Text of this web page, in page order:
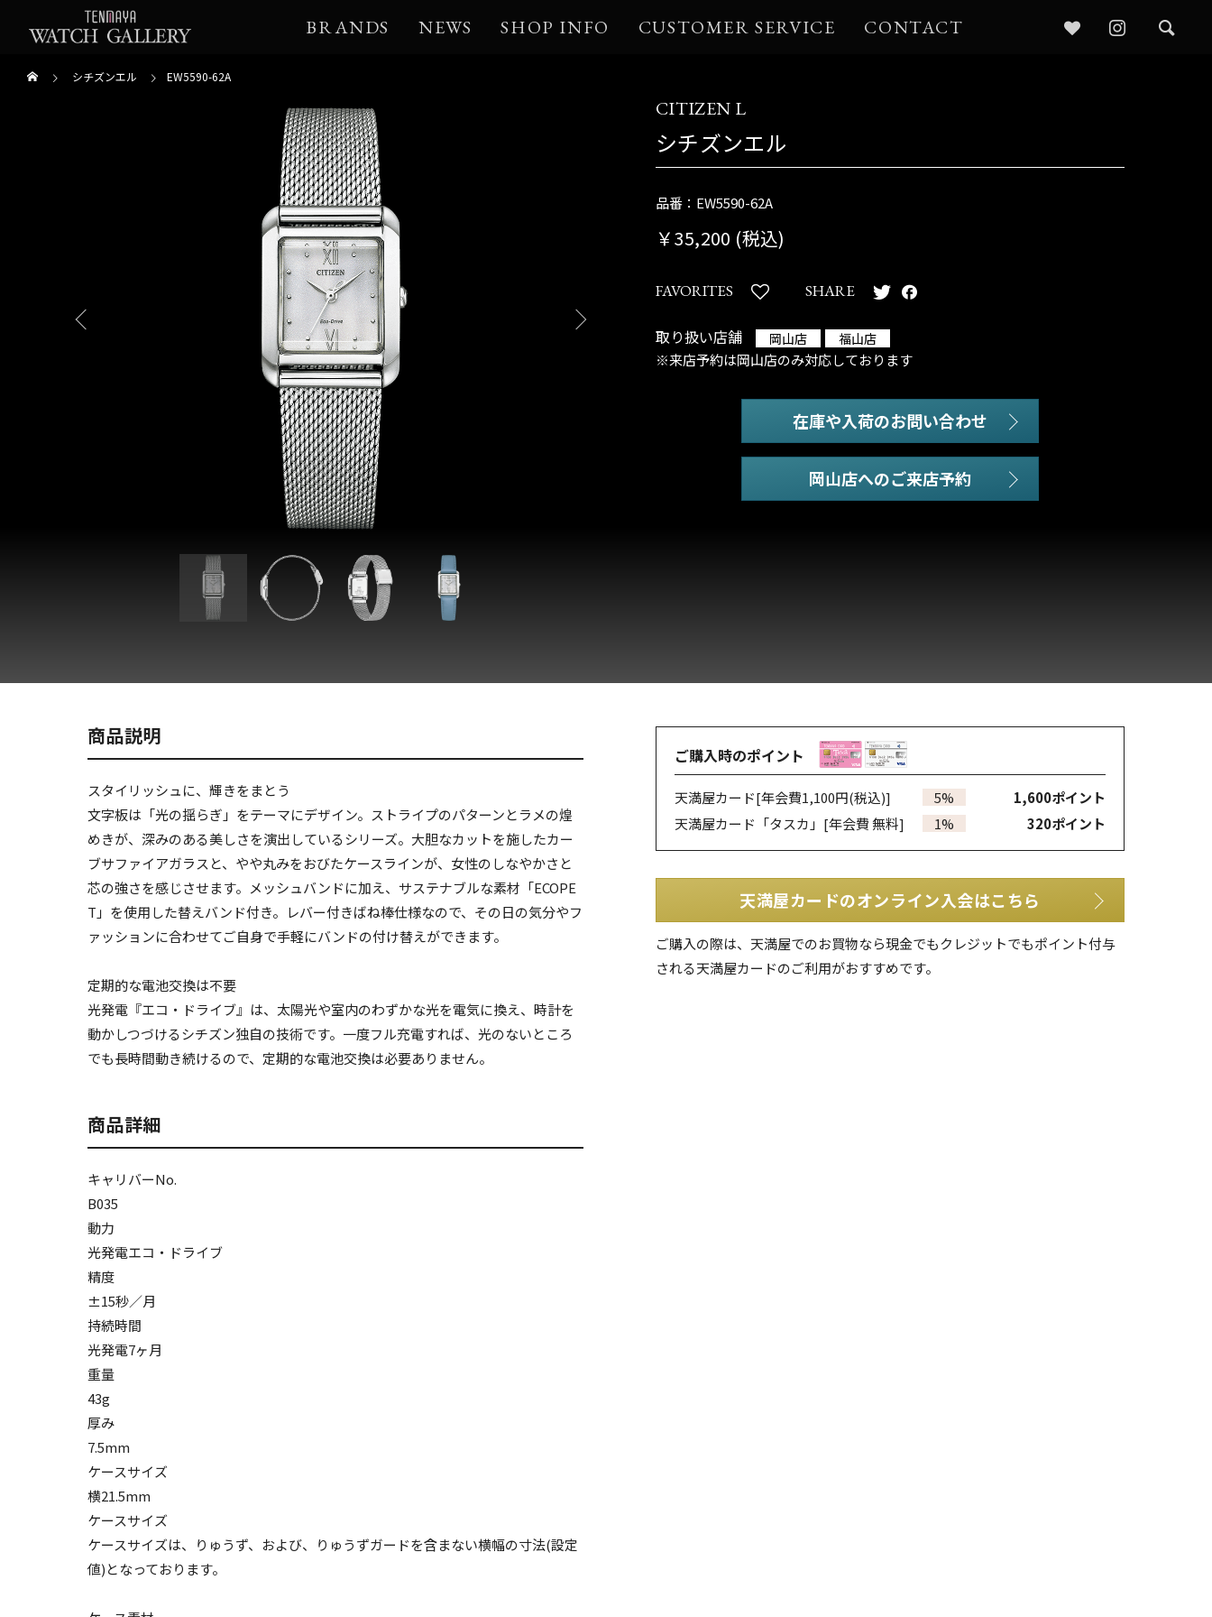
BRANDS NEWS SHOP INFO CUSTOMER SERVICE CONTACT
シチズンエル EW5590-62A
CITIZEN L
シチズンエル
品番：EW5590-62A
￥35,200 (税込)
FAVORITES SHARE
取り扱い店舗 岡山店 福山店
※来店予約は岡山店のみ対応しております
在庫や入荷のお問い合わせ
商品説明
スタイリッシュに、輝きをまとう
文字板は「光の揺らぎ」をテーマにデザイン。ストライプのパターンとラメの煌
めきが、深みのある美しさを演出しているシリーズ。大胆なカットを施したカー
ブサファイアガラスと、やや丸みをおびたケースラインが、女性のしなやかさと
芯の強さを感じさせます。メッシュバンドに加え、サステナブルな素材「ECOPE
T」を使用した替えバンド付き。レバー付きばね棒仕様なので、その日の気分やフ
ァッションに合わせてご自身で手軽にバンドの付け替えができます。
定期的な電池交換は不要
光発電『エコ・ドライブ』は、太陽光や室内のわずかな光を電気に換え、時計を
動かしつづけるシチズン独自の技術です。一度フル充電すれば、光のないところ
でも長時間動き続けるので、定期的な電池交換は必要ありません。
商品詳細
キャリバーNo.
B035
動力
光発電エコ・ドライブ
精度
±15秒／月
持続時間
光発電7ヶ月
重量
43g
厚み
7.5mm
ケースサイズ
横21.5mm
ケースサイズ
ケースサイズは、りゅうず、および、りゅうずガードを含まない横幅の寸法(設定
値)となっております。
ご購入時のポイント
天満屋カード[年会費1,100円(税込)] 5% 1,600ポイント
天満屋カード「タスカ」 [年会費 無料] 1% 320ポイント
天満屋カードのオンライン入会はこちら
ご購入の際は、天満屋でのお買物なら現金でもクレジットでもポイント付与
される天満屋カードのご利用がおすすめです。